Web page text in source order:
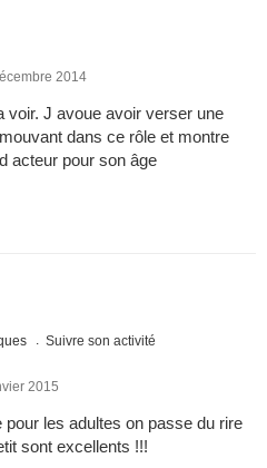
2014
voir. J avoue avoir verser une
dans ce rôle et montre
acteur pour son âge
Suivre son activité
2015
les adultes on passe du rire
sont excellents !!!